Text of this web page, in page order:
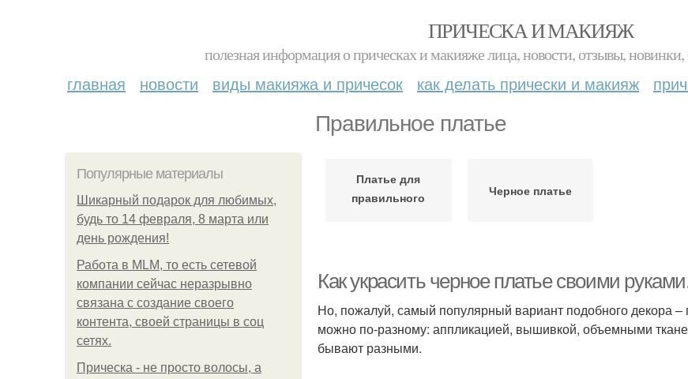
ПРИЧЕСКА И МАКИЯЖ
полезная информация о прическах и макияже лица, новости, отзывы, новинки,
главная новости виды макияжа и причесок как делать прически и макияж
Правильное платье
Популярные материалы
Шикарный подарок для любимых,
будь то 14 февраля, 8 марта или
день рождения!
Работа в MLM, то есть сетевой
компании сейчас неразрывно
связана с создание своего
контента, своей страницы в соц
сетях.
Прическа - не просто волосы, а
Платье для
правильного
Черное платье
Как украсить черное платье своими
Но, пожалуй, самый популярный вариант подобного декора –
можно по-разному: аппликацией, вышивкой, объемными
бывают разными.